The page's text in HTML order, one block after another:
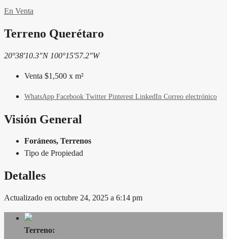
En Venta
Terreno Querétaro
20°38'10.3"N 100°15'57.2"W
Venta $1,500 x m²
WhatsApp Facebook Twitter Pinterest LinkedIn Correo electrónico
Visión General
Foráneos, Terrenos
Tipo de Propiedad
Detalles
Actualizado en octubre 24, 2025 a 6:14 pm
Terreno: